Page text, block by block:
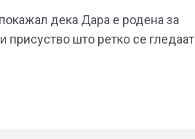
дека Дара е родена за
присуство што ретко се гледаат